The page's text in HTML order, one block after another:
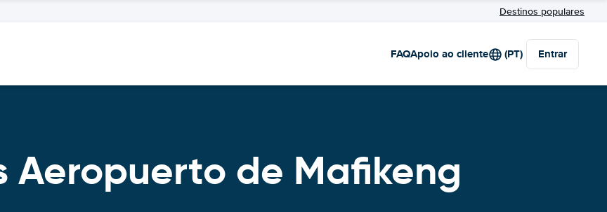
Destinos populares
FAQApoio ao cliente (PT) Entrar
Aeropuerto de Mafikeng